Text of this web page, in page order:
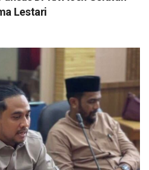
Lestari